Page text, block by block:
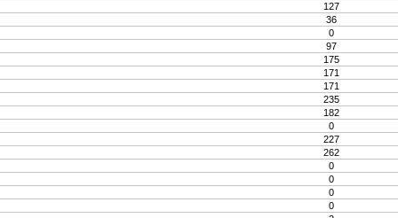
127
36
0
97
175
171
171
235
182
0
227
262
0
0
0
0